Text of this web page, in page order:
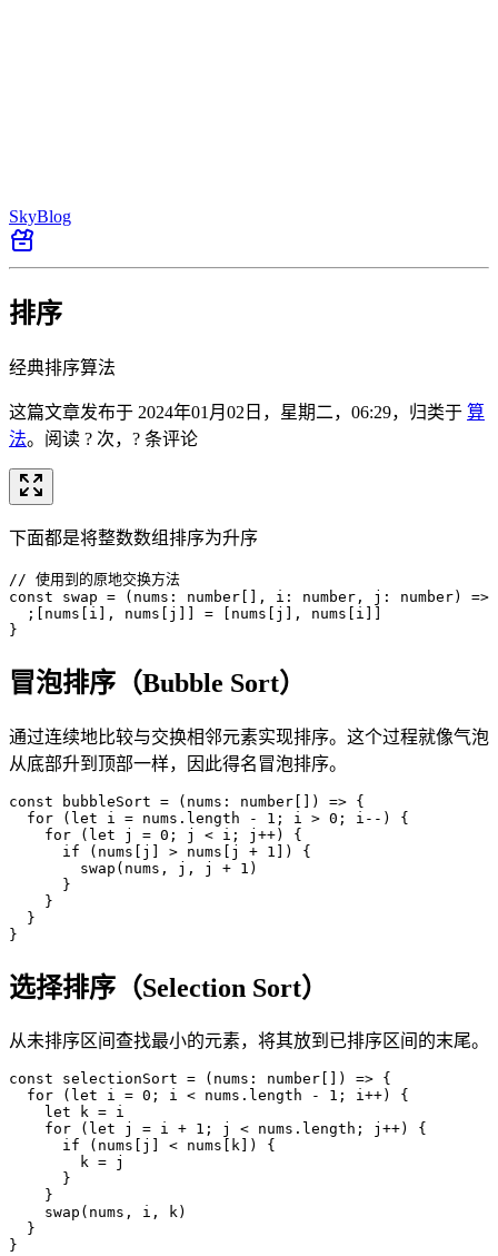
SkyBlog
排序
经典排序算法
这篇文章发布于 2024年01月02日，星期二，06:29，归类于 算
法。 阅读 ? 次，? 条评论
下面都是将整数数组排序为升序
// 使用到的原地交换方法
const swap = ( nums : number , i : number , j : number) =>
  ;
nums i , nums j = nums j , nums i
}
冒泡排序（Bubble Sort）
通过连续地比较与交换相邻元素实现排序。这个过程就像气泡
从底部升到顶部一样，因此得名冒泡排序。
const bubbleSort = ( nums : number [ ] ) => {
  for
( let i = nums . length - 1 ; i > 0 ; i -- )
{
    for
( let j = 0 ; j < i ; j ++)
{
      if
( nums [ j ] > nums [ j + 1 ] )
{
        swap
( nums , j , j + 1 )
}
}
}
}
选择排序（Selection Sort）
从未排序区间查找最小的元素，将其放到已排序区间的末尾。
const selectionSort = ( nums : number ) => {
  for
( let i = 0 ; i < nums . length - 1 ; i++)
{
    let
k = i
    for
( let j = i + 1 ; j < nums . length ; j ++)
{
      if
( nums j < nums k )
{
        k
= j
}
}
    swap
( nums , i , k)
}
}